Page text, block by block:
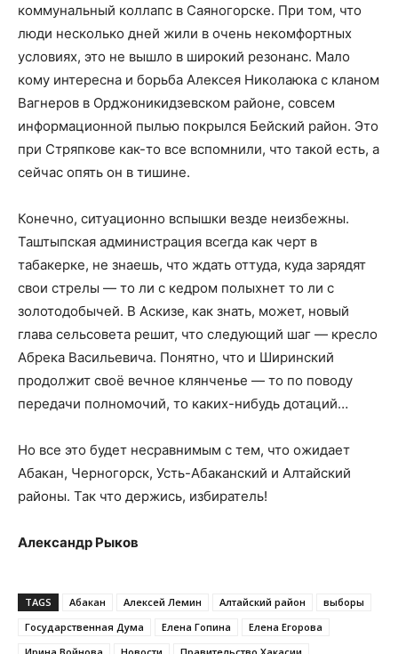
коммунальный коллапс в Саяногорске. При том, что
люди несколько дней жили в очень некомфортных
условиях, это не вышло в широкий резонанс. Мало
кому интересна и борьба Алексея Николаюка с кланом
Вагнеров в Орджоникидзевском районе, совсем
информационной пылью покрылся Бейский район. Это
при Стряпкове как-то все вспомнили, что такой есть, а
сейчас опять он в тишине.
Конечно, ситуационно вспышки везде неизбежны.
Таштыпская администрация всегда как черт в
табакерке, не знаешь, что ждать оттуда, куда зарядят
свои стрелы — то ли с кедром полыхнет то ли с
золотодобычей. В Аскизе, как знать, может, новый
глава сельсовета решит, что следующий шаг — кресло
Абрека Васильевича. Понятно, что и Ширинский
продолжит своё вечное клянченье — то по поводу
передачи полномочий, то каких-нибудь дотаций…
Но все это будет несравнимым с тем, что ожидает
Абакан, Черногорск, Усть-Абаканский и Алтайский
районы. Так что держись, избиратель!
Александр Рыков
TAGS Абакан Алексей Лемин Алтайский район
выборы
Государственная Дума
Елена Гопина
Елена Егорова